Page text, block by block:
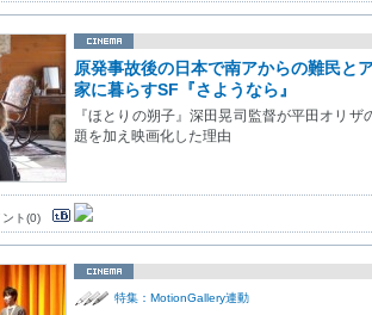
原発事故後の日本で南アからの難民と
家に暮らすSF『さようなら』
『ほとりの朔子』深田晃司監督が平田オリザ
題を加え映画化した理由
ント(0)
特集：MotionGallery連動